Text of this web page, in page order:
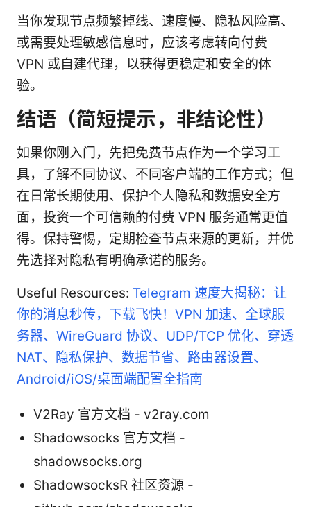
当你发现节点频繁掉线、速度慢、隐私风险高、
或需要处理敏感信息时，应该考虑转向付费
VPN 或自建代理，以获得更稳定和安全的体
验。
结语（简短提示，非结论性）
如果你刚入门，先把免费节点作为一个学习工
具，了解不同协议、不同客户端的工作方式；但
在日常长期使用、保护个人隐私和数据安全方
面，投资一个可信赖的付费 VPN 服务通常更值
得。保持警惕，定期检查节点来源的更新，并优
先选择对隐私有明确承诺的服务。
Useful Resources: Telegram 速度大揭秘：让
你的消息秒传，下载飞快！VPN 加速、全球服
务器、WireGuard 协议、UDP/TCP 优化、穿透
NAT、隐私保护、数据节省、路由器设置、
Android/iOS/桌面端配置全指南
V2Ray 官方文档 - v2ray.com
Shadowsocks 官方文档 -
shadowsocks.org
ShadowsocksR 社区资源 -